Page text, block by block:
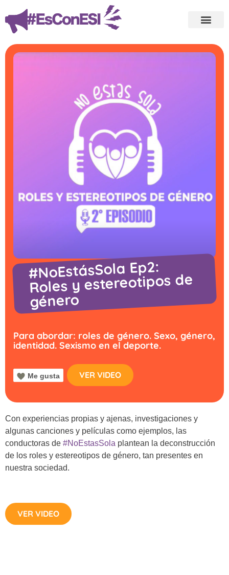
#NoEstásSola Ep2:
Roles y estereotipos de
género
Para abordar: roles de género. Sexo, género,
identidad. Sexismo en el deporte.
Me gusta VER VIDEO
Con experiencias propias y ajenas, investigaciones y
algunas canciones y películas como ejemplos, las
conductoras de #NoEstasSola plantean la deconstrucción
de los roles y estereotipos de género, tan presentes en
nuestra sociedad.
VER VIDEO